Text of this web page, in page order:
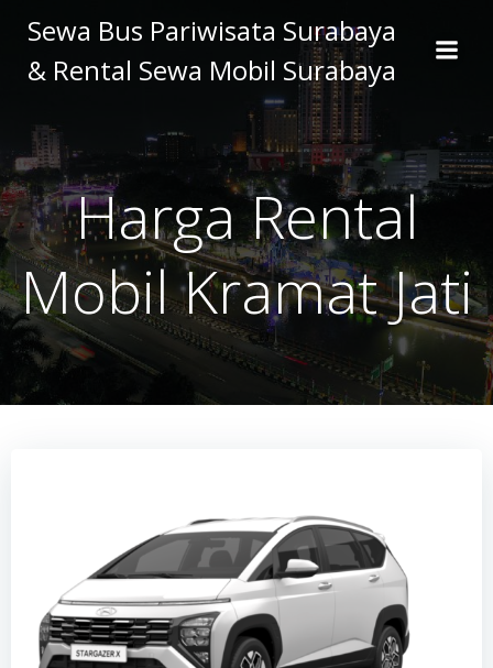
to
content
Sewa Bus Pariwisata Surabaya
& Rental Sewa Mobil Surabaya
Harga Rental
Mobil Kramat Jati